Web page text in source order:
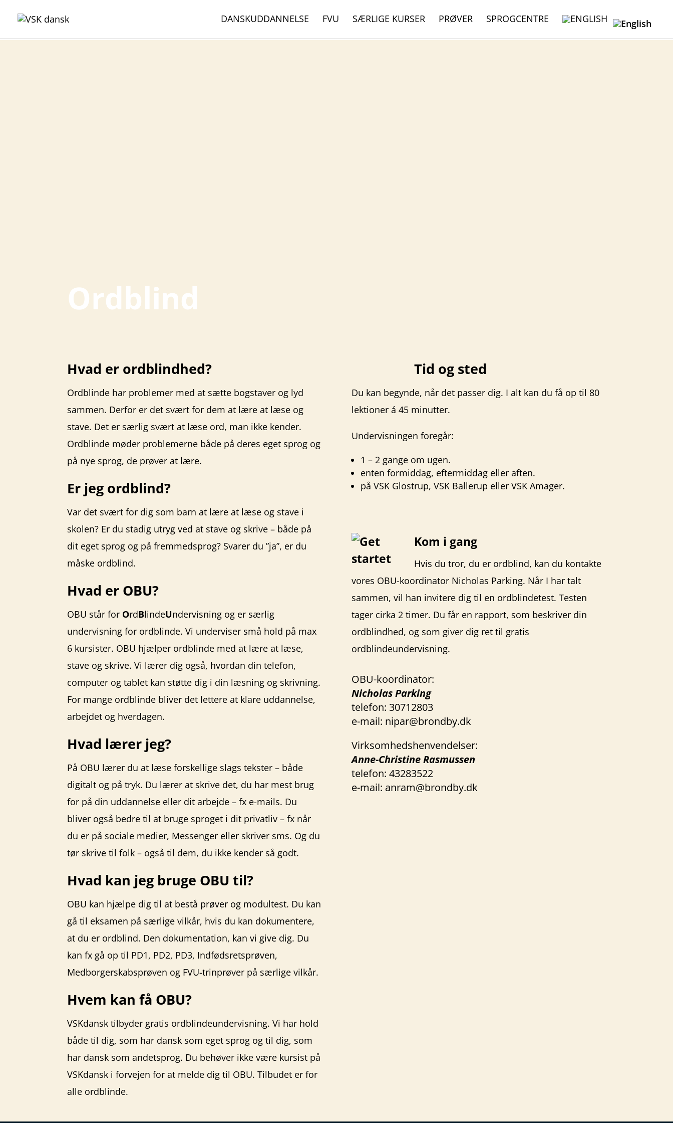
DANSKUDDANNELSE FVU SÆRLIGE KURSER PRØVER SPROGCENTRE
Ordblind
Hvad er ordblindhed?
Ordblinde har problemer med at sætte bogstaver og lyd
sammen. Derfor er det svært for dem at lære at læse og
stave. Det er særlig svært at læse ord, man ikke kender.
Ordblinde møder problemerne både på deres eget sprog og
på nye sprog, de prøver at lære.
Er jeg ordblind?
Var det svært for dig som barn at lære at læse og stave i
skolen? Er du stadig utryg ved at stave og skrive – både på
dit eget sprog og på fremmedsprog? Svarer du ”ja”, er du
måske ordblind.
Hvad er OBU?
OBU står for OrdBlindeUndervisning og er særlig
undervisning for ordblinde. Vi underviser små hold på max
6 kursister. OBU hjælper ordblinde med at lære at læse,
stave og skrive. Vi lærer dig også, hvordan din telefon,
computer og tablet kan støtte dig i din læsning og skrivning.
For mange ordblinde bliver det lettere at klare uddannelse,
arbejdet og hverdagen.
Hvad lærer jeg?
På OBU lærer du at læse forskellige slags tekster – både
digitalt og på tryk. Du lærer at skrive det, du har mest brug
for på din uddannelse eller dit arbejde – fx e-mails. Du
bliver også bedre til at bruge sproget i dit privatliv – fx når
du er på sociale medier, Messenger eller skriver sms. Og du
tør skrive til folk – også til dem, du ikke kender så godt.
Hvad kan jeg bruge OBU til?
OBU kan hjælpe dig til at bestå prøver og modultest. Du kan
gå til eksamen på særlige vilkår, hvis du kan dokumentere,
at du er ordblind. Den dokumentation, kan vi give dig. Du
kan fx gå op til PD1, PD2, PD3, Indfødsretsprøven,
Medborgerskabsprøven og FVU-trinprøver på særlige vilkår.
Hvem kan få OBU?
VSKdansk tilbyder gratis ordblindeundervisning. Vi har hold
både til dig, som har dansk som eget sprog og til dig, som
har dansk som andetsprog. Du behøver ikke være kursist på
VSKdansk i forvejen for at melde dig til OBU. Tilbudet er for
alle ordblinde.
Tid og sted
Du kan begynde, når det passer dig. I alt kan du få op til 80
lektioner á 45 minutter.
Undervisningen foregår:
1 – 2 gange om ugen.
enten formiddag, eftermiddag eller aften.
på VSK Glostrup, VSK Ballerup eller VSK Amager.
Kom i gang
Hvis du tror, du er ordblind, kan du kontakte
vores OBU-koordinator Nicholas Parking. Når I har talt
sammen, vil han invitere dig til en ordblindetest. Testen
tager cirka 2 timer. Du får en rapport, som beskriver din
ordblindhed, og som giver dig ret til gratis
ordblindeundervisning.
OBU-koordinator:
Nicholas Parking
telefon: 30712803
e-mail: nipar@brondby.dk
Virksomhedshenvendelser:
Anne-Christine Rasmussen
telefon: 43283522
e-mail: anram@brondby.dk